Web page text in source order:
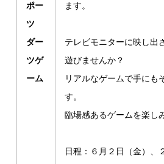
ポー
ツ
ダー
ツゲ
ーム
ます。
テレビモニターに映し出
遊びませんか？
リアルなゲームで手にも
す。
臨場感あるゲームを楽し
日程：６月２日（金）、